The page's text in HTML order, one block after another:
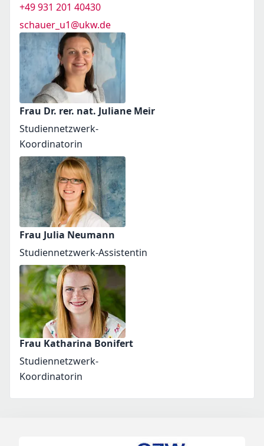
+49 931 201 40430
schauer_u1@ukw.de
Frau Dr. rer. nat. Juliane Meir
Studiennetzwerk-
Koordinatorin
Frau Julia Neumann
Studiennetzwerk-Assistentin
Frau Katharina Bonifert
Studiennetzwerk-
Koordinatorin